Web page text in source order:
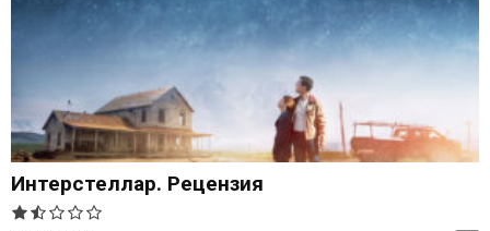
Интерстеллар. Рецензия